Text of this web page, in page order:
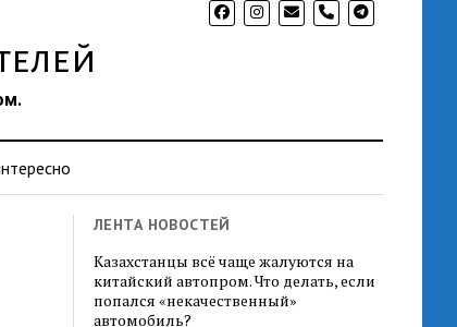
phone
ЛЕНТА НОВОСТЕЙ
Казахстанцы всё чаще жалуются на
китайский автопром. Что делать, если
попался «некачественный»
автомобиль?